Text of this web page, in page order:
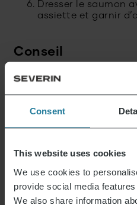
Consent
This website uses cookies
We use cookies to
provide social media
We also share information
Dresser le saumon
assiette et garnir
Conseil
ondes inverter. Grâce à
de nombreux arômes et
tendre.
ÉPUISÉ